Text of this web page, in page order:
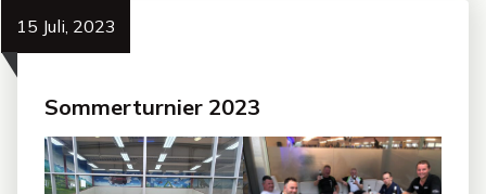
15 Juli, 2023
Sommerturnier 2023